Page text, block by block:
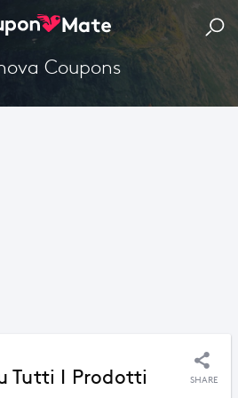
Coupons
Tutti I Prodotti SHARE